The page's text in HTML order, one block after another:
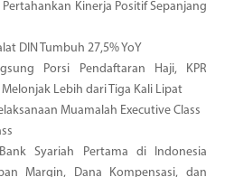
Pertahankan Kinerja Positif Sepanjang
DIN Tumbuh 27,5% YoY
Porsi Pendaftaran Haji, KPR
Lebih dari Tiga Kali Lipat
Muamalah Executive Class
Syariah Pertama di Indonesia
Margin, Dana Kompensasi, dan